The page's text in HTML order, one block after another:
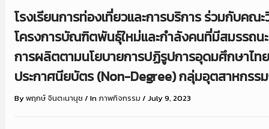
โรงเรียนการท่องเที่ยวและการบริการ ร่วมกับคณ
โครงการบัณฑิตพันธุ์ใหม่และกำลังคนที่มีสมรรถน
การผลิตตามนโยบายการปฏิรูปการอุดมศึกษาไท
ประกาศนียบัตร (Non-Degree) กลุ่มอุตสาหกรร
Byพฤกษ์ จินตะนานุช / Inภาพกิจกรรม / July 9, 2023